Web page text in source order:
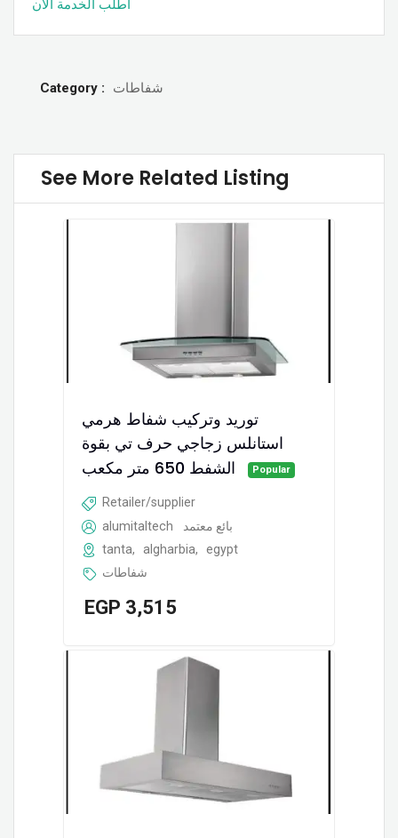
اطلب الخدمة الان
Category : شفاطات
See More Related Listing
توريد وتركيب شفاط ھرمي
استانلس زجاجي حرف تي بقوة
الشفط 650 متر مكعب
Popular
Retailer/supplier
alumitaltech
بائع معتمد
tanta, algharbia,
egypt
شفاطات
EGP 3,515